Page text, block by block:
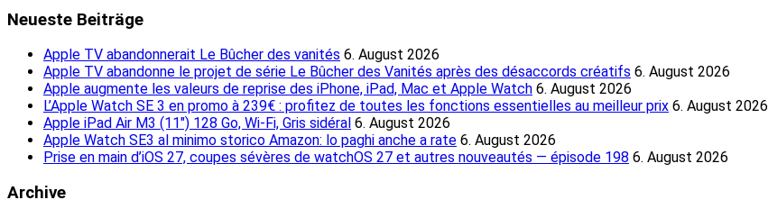
Neueste Beiträge
Apple TV abandonnerait Le Bûcher des vanités 6. August 2026
Apple TV abandonne le projet de série Le Bûcher des Vanités après des désaccords créatifs 6. August 2026
Apple augmente les valeurs de reprise des iPhone, iPad, Mac et Apple Watch 6. August 2026
L’Apple Watch SE 3 en promo à 239€ : profitez de toutes les fonctions essentielles au meilleur prix 6. August 2026
Apple iPad Air M3 (11″) 128 Go, Wi-Fi, Gris sidéral 6. August 2026
Apple Watch SE3 al minimo storico Amazon: lo paghi anche a rate 6. August 2026
Prise en main d’iOS 27, coupes sévères de watchOS 27 et autres nouveautés — épisode 198 6. August 2026
Archive